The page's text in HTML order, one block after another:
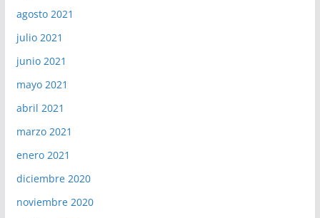
agosto 2021
julio 2021
junio 2021
mayo 2021
abril 2021
marzo 2021
enero 2021
diciembre 2020
noviembre 2020